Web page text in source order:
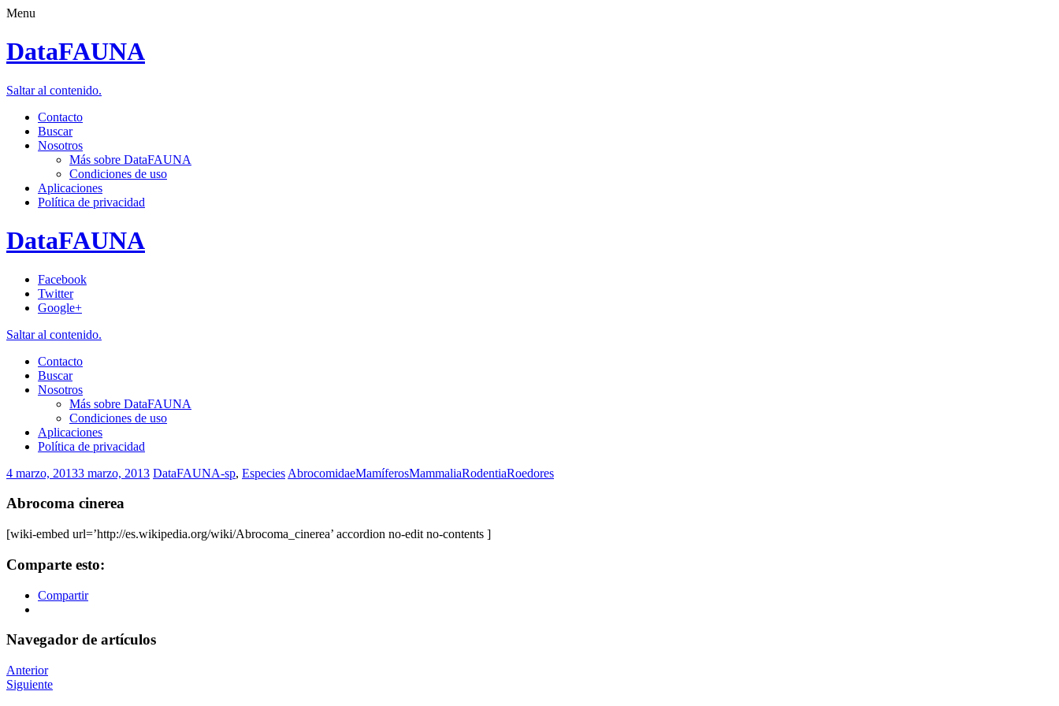
Menu
DataFAUNA
Saltar al contenido.
Contacto
Buscar
Nosotros
Más sobre DataFAUNA
Condiciones de uso
Aplicaciones
Política de privacidad
DataFAUNA
Facebook
Twitter
Google+
Saltar al contenido.
Contacto
Buscar
Nosotros
Más sobre DataFAUNA
Condiciones de uso
Aplicaciones
Política de privacidad
4 marzo, 20133 marzo, 2013 DataFAUNA-sp, Especies AbrocomidaeMamíferosMammaliaRodentiaRoedores
Abrocoma cinerea
[wiki-embed url=’http://es.wikipedia.org/wiki/Abrocoma_cinerea’ accordion no-edit no-contents ]
Comparte esto:
Compartir
Navegador de artículos
Anterior
Siguiente